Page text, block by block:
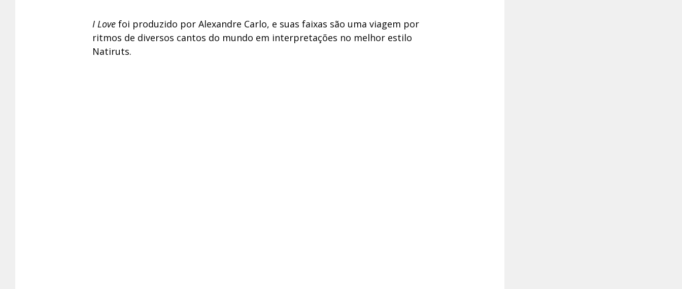
I Love foi produzido por Alexandre Carlo, e suas faixas são uma viagem por
ritmos de diversos cantos do mundo em interpretações no melhor estilo
Natiruts.